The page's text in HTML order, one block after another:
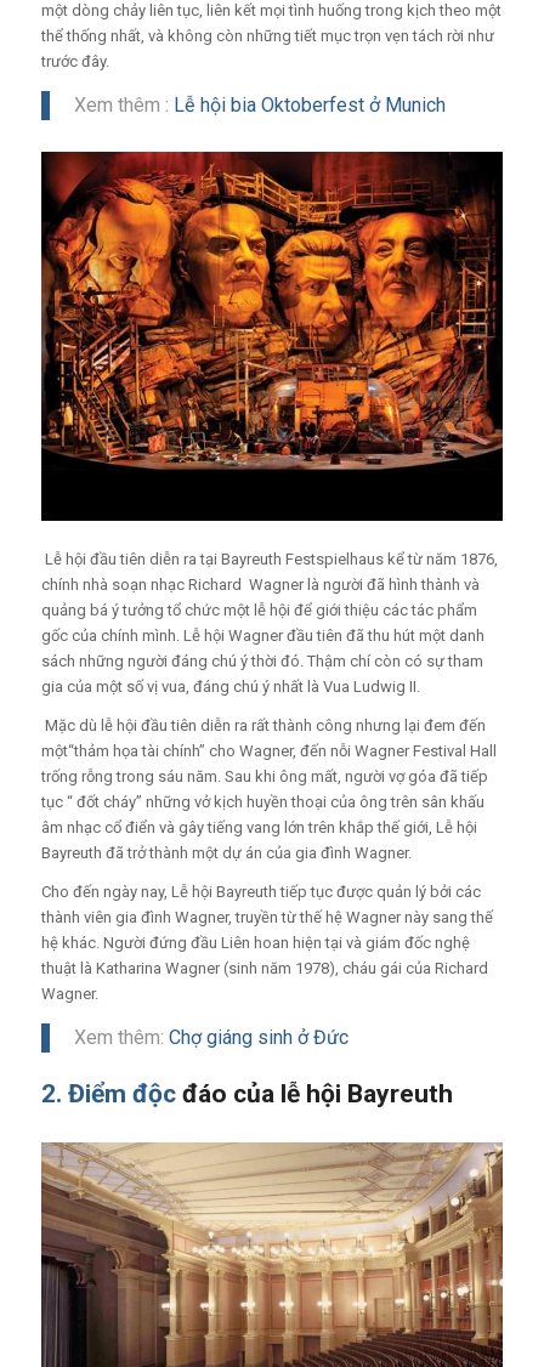
một dòng chảy liên tục, liên kết mọi tình huống trong kịch theo một
thể thống nhất, và không còn những tiết mục trọn vẹn tách rời như
trước đây.
Xem thêm : Lễ hội bia Oktoberfest ở Munich
Lễ hội đầu tiên diễn ra tại Bayreuth Festspielhaus kể từ năm 1876,
chính nhà soạn nhạc Richard Wagner là người đã hình thành và
quảng bá ý tưởng tổ chức một lễ hội để giới thiệu các tác phẩm
gốc của chính mình. Lễ hội Wagner đầu tiên đã thu hút một danh
sách những người đáng chú ý thời đó. Thậm chí còn có sự tham
gia của một số vị vua, đáng chú ý nhất là Vua Ludwig II.
Mặc dù lễ hội đầu tiên diễn ra rất thành công nhưng lại đem đến
một“thảm họa tài chính” cho Wagner, đến nỗi Wagner Festival Hall
trống rỗng trong sáu năm. Sau khi ông mất, người vợ góa đã tiếp
tục “ đốt cháy” những vở kịch huyền thoại của ông trên sân khấu
âm nhạc cổ điển và gây tiếng vang lớn trên khắp thế giới, Lễ hội
Bayreuth đã trở thành một dự án của gia đình Wagner.
Cho đến ngày nay, Lễ hội Bayreuth tiếp tục được quản lý bởi các
thành viên gia đình Wagner, truyền từ thế hệ Wagner này sang thế
hệ khác. Người đứng đầu Liên hoan hiện tại và giám đốc nghệ
thuật là Katharina Wagner (sinh năm 1978), cháu gái của Richard
Wagner.
Xem thêm: Chợ giáng sinh ở Đức
2. Điểm độc đáo của lễ hội Bayreuth